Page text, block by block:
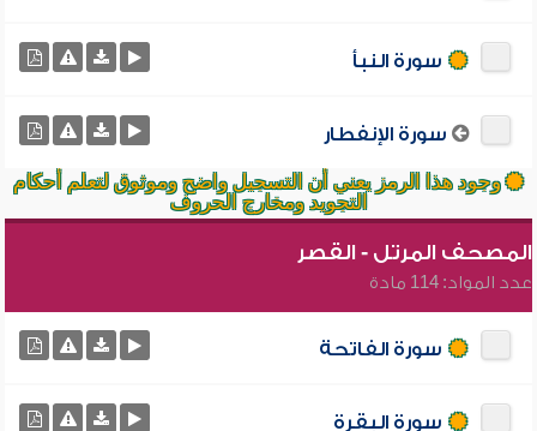
سورة النبأ
سورة الإنفطار
وجود هذا الرمز يعني أن التسجيل واضح وموثوق لتعلم أحكام
التجويد ومخارج الحروف
المصحف المرتل - القصر
عدد المواد: 114 مادة
سورة الفاتحة
سورة البقرة